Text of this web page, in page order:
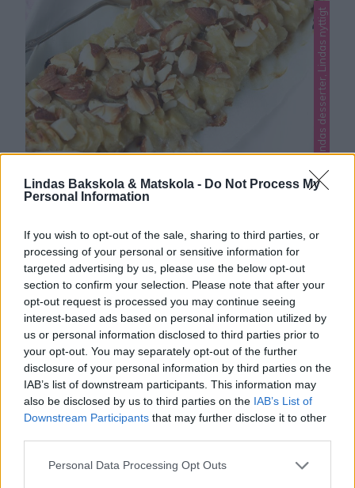
Lindas Bakskola & Matskola - Do Not Process My
Personal Information
If you wish to opt-out of the sale, sharing to third parties, or
processing of your personal or sensitive information for
targeted advertising by us, please use the below opt-out
section to confirm your selection. Please note that after your
opt-out request is processed you may continue seeing
interest-based ads based on personal information utilized by
us or personal information disclosed to third parties prior to
your opt-out. You may separately opt-out of the further
disclosure of your personal information by third parties on the
IAB’s list of downstream participants. This information may
also be disclosed by us to third parties on the IAB’s List of
Downstream Participants that may further disclose it to other
Personal Data Processing Opt Outs
Lindas desserter, Lindas nyttigt
Annonssamarbete som innehåller annonslänkar. +
follow Linda Andersson on APPRL Äntligen en nyttig
dessert som är riktig, riktig god! Bananen blir
fantastiskt smakrik och läcker när den rostas i ugnen
och de knapriga sötmandlarna på toppen är en ljuvlig
kombination. Jag har serverat den med mosade hallon,
men vill man göra desserten ännu lyxigare kan man
med …
0